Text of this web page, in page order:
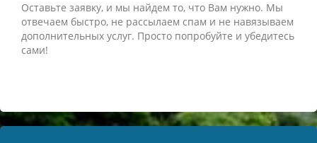
Оставьте заявку, и мы найдем то, что Вам нужно. Мы
отвечаем быстро, не рассылаем спам и не навязываем
дополнительных услуг. Просто попробуйте и убедитесь
сами!